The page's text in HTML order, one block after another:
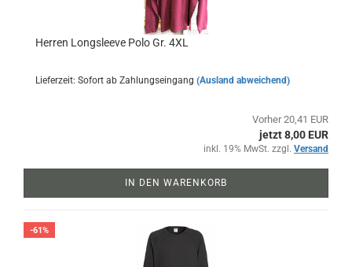
Herren Longsleeve Polo Gr. 4XL
Lieferzeit: Sofort ab Zahlungseingang (Ausland abweichend)
Vorher 20,41 EUR
jetzt 8,00 EUR
inkl. 19% MwSt. zzgl. Versand
IN DEN WARENKORB
-61%